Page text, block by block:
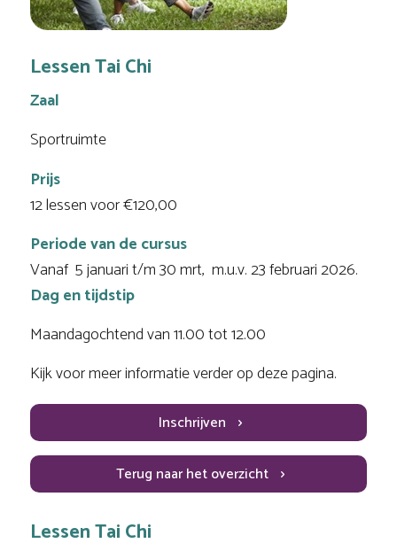
Lessen Tai Chi
Zaal
Sportruimte
Prijs
12 lessen voor €120,00
Periode van de cursus
Vanaf 5 januari t/m 30 mrt, m.u.v. 23 februari 2026.
Dag en tijdstip
Maandagochtend van 11.00 tot 12.00
Kijk voor meer informatie verder op deze pagina.
Inschrijven
Terug naar het overzicht
Lessen Tai Chi